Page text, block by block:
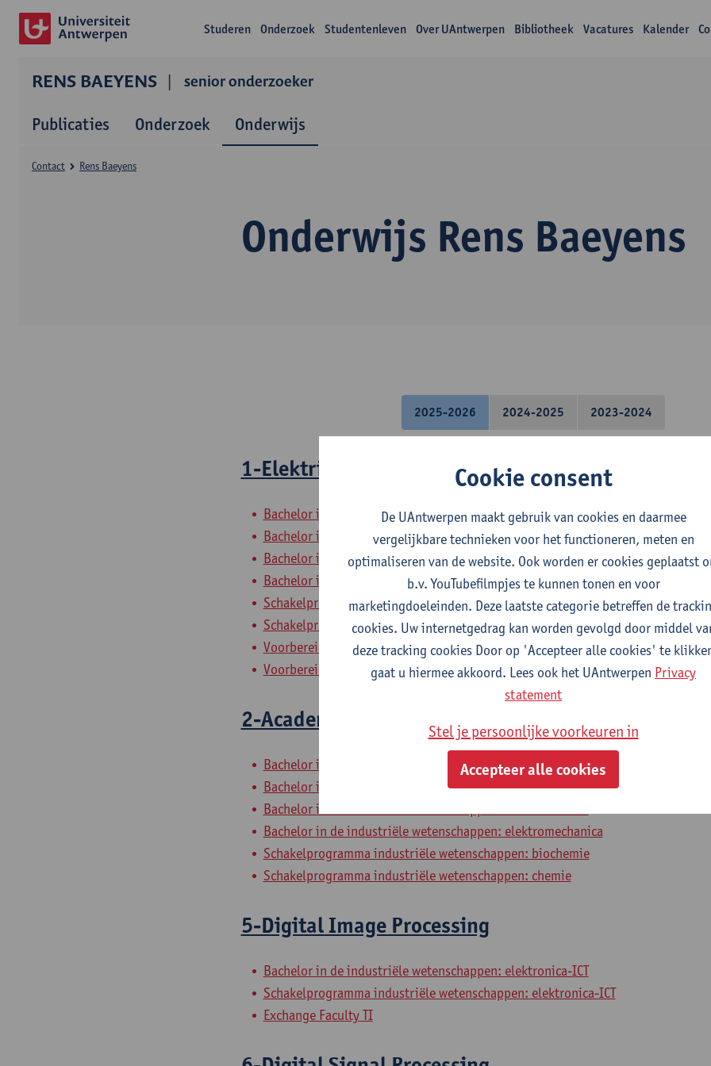
Studeren Onderzoek Studentenleven Over UAntwerpen Bibliotheek Vacatures Kalender
RENS BAEYENS senior onderzoeker
Publicaties Onderzoek Onderwijs
Onderwijs Rens Baeyens
Contact Rens Baeyens
2025-2026 2024-2025 2023-2024
1-Elektriciteit
Bachelor in de industriële wetenschappen: bouwkunde
Bachelor in de industriële wetenschappen: chemie
Bachelor in de industriële wetenschappen: elektronica-ICT
Bachelor in de industriële wetenschappen: elektromechanica
Schakelprogramma industriële wetenschappen: chemie
Schakelprogramma industriële wetenschappen: biochemie
Voorbereidingsprogramma industriële wetenschappen: chemie
Voorbereidingsprogramma industriële wetenschappen: biochemie
2-Academische vaardigheden
Bachelor in de industriële wetenschappen: bouwkunde
Bachelor in de industriële wetenschappen: chemie
Bachelor in de industriële wetenschappen: elektronica-ICT
Bachelor in de industriële wetenschappen: elektromechanica
Schakelprogramma industriële wetenschappen: biochemie
Schakelprogramma industriële wetenschappen: chemie
5-Digital Image Processing
Bachelor in de industriële wetenschappen: elektronica-ICT
Schakelprogramma industriële wetenschappen: elektronica-ICT
Exchange Faculty TI
Cookie consent
De UAntwerpen maakt gebruik van cookies en daarmee
vergelijkbare technieken voor het functioneren, meten en
optimaliseren van de website. Ook worden er cookies geplaatst
b.v. YouTubefilmpjes te kunnen tonen en voor
marketingdoeleinden. Deze laatste categorie betreffen de
cookies. Uw internetgedrag kan worden gevolgd door middel
deze tracking cookies Door op 'Accepteer alle cookies' te
gaat u hiermee akkoord. Lees ook het UAntwerpen Privacy
statement
Stel je persoonlijke voorkeuren in
Accepteer alle cookies